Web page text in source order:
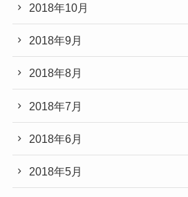
2018年10月
2018年9月
2018年8月
2018年7月
2018年6月
2018年5月